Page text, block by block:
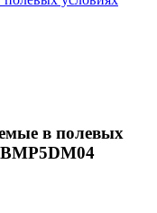
в полевых